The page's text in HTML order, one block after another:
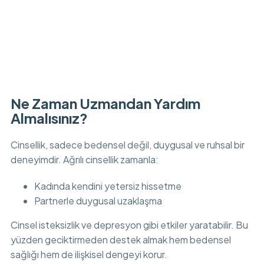
Ne Zaman Uzmandan Yardım
Almalısınız?
Cinsellik, sadece bedensel değil, duygusal ve ruhsal bir
deneyimdir. Ağrılı cinsellik zamanla:
Kadında kendini yetersiz hissetme
Partnerle duygusal uzaklaşma
Cinsel isteksizlik ve depresyon gibi etkiler yaratabilir. Bu
yüzden geciktirmeden destek almak hem bedensel
sağlığı hem de ilişkisel dengeyi korur.